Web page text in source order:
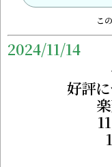
こ
2024/11/14
好評